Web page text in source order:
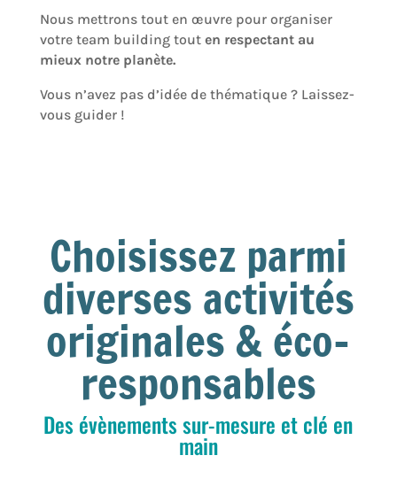
Nous mettrons tout en œuvre pour organiser
votre team building tout en respectant au
mieux notre planète.
Vous n’avez pas d’idée de thématique ? Laissez-
vous guider !
Choisissez parmi
diverses activités
originales & éco-
responsables
Des évènements sur-mesure et clé en
main